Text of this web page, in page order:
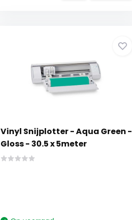
Vinyl Snijplotter - Aqua Green -
Gloss - 30.5 x 5meter